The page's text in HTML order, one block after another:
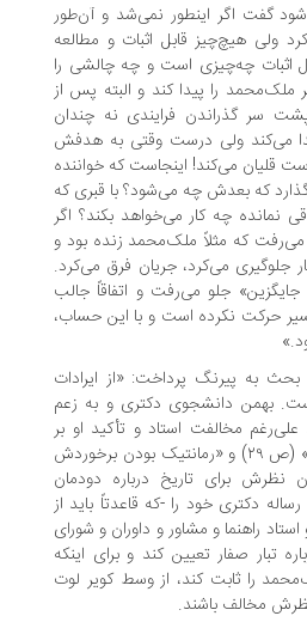
اگر اینطور نمی‌شد و آن‌طور
قابل اثبات و مطالعه
چه‌چیزی است و چه چالشی را
را پیدا کند و البته پس از
فرایندی نه چندان
ولی درست وقتی به هدفش
می‌کند! اینجاست که خواننده
بعدش چه می‌شود؟ با قبری که
چه کار می‌خواهد بکند؟ اگر
مثلاً ملک‌محمد زنده بود و
می‌کرد، جریان فرق می‌کرد.
جلو می‌رفت و اتفاقاً جالب
نکرده است و با این حساب،
پیرنگ پرداخت: «از ایرادات
دانشجوی دکتری و به زعم
مخالفت استاد و تأکید او بر
«عجیب‌وغریب بودن ایده‌اش» (ص ۲۹) و «رمانتیک بودن برخوردش
تاریخ درباره دودمان
رساله دکتری خود را -که قاعدتاً باید از
و مشاور و داوران و شورای
تعیین کند و برای اینکه
ثابت کند، از وسط کویر لوت
باشند.